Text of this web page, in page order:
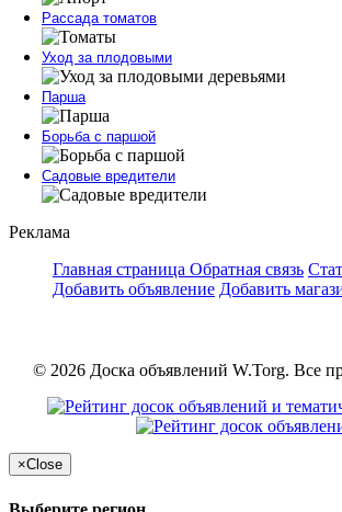
Рассада томатов
Уход за плодовыми
Парша
Борьба с паршой
Садовые вредители
Реклама
Главная страница Обратная связь
Добавить объявление Добавить
© 2026 Доска объявлений W.Torg. Все
×Close